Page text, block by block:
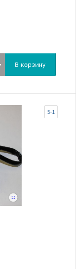
В корзину
5-1